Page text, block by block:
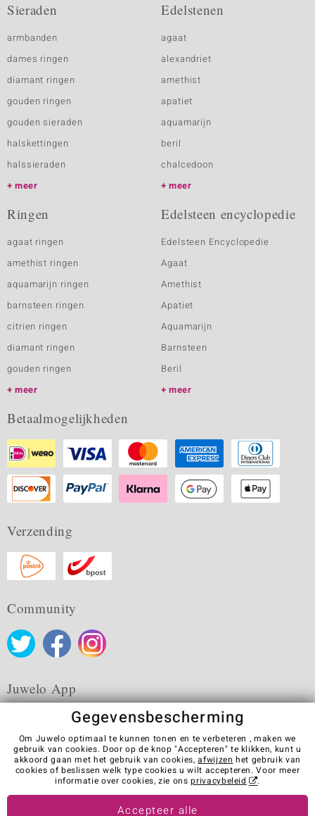
Sieraden
armbanden
dames ringen
diamant ringen
gouden ringen
gouden sieraden
halskettingen
halssieraden
meer
Edelstenen
agaat
alexandriet
amethist
apatiet
aquamarijn
beril
chalcedoon
meer
Ringen
agaat ringen
amethist ringen
aquamarijn ringen
barnsteen ringen
citrien ringen
diamant ringen
gouden ringen
meer
Edelsteen encyclopedie
Edelsteen Encyclopedie
Agaat
Amethist
Apatiet
Aquamarijn
Barnsteen
Beril
meer
Betaalmogelijkheden
Verzending
Community
Juwelo App
Algemene verkoopvoorwaarden Privacybeleid
Cookies
Colofon
Contact
Contract herroepen
Visit our stores in other countries:
Gegevensbescherming
Om Juwelo optimaal te kunnen tonen en te verbeteren , maken we
gebruik van cookies. Door op de knop "Accepteren" te klikken, kunt u
akkoord gaan met het gebruik van cookies,afwijzen het gebruik van
cookies of beslissen welk type cookies u wilt accepteren. Voor meer
informatie over cookies, zie onsprivacybeleid .
Accepteer alle